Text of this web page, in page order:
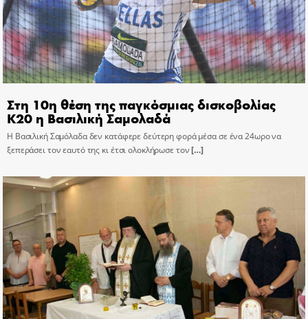
Στη 10η θέση της παγκόσμιας δισκοβολίας
Κ20 η Βασιλική Σαμολαδά
Η Βασιλική Σαμόλαδα δεν κατάφερε δεύτερη φορά μέσα σε ένα 24ωρο να
ξεπεράσει τον εαυτό της κι έτσι ολοκλήρωσε τον[…]